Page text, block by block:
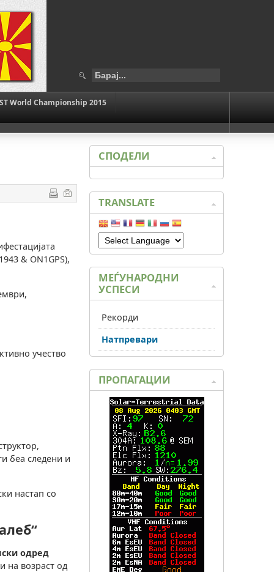
World Championship 2015
& ON1GPS),
учество
беа следени и
настап со
одред
на возраст од
СПОДЕЛИ
TRANSLATE
МЕЃУНАРОДНИ
УСПЕСИ
Рекорди
Натпревари
ПРОПАГАЦИИ